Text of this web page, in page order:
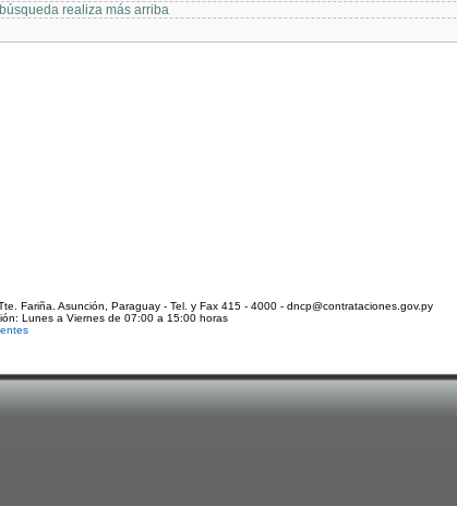
realiza más arriba
Fariña. Asunción, Paraguay - Tel. y Fax 415 - 4000 - dncp@contrataciones.gov.py
Lunes a Viernes de 07:00 a 15:00 horas